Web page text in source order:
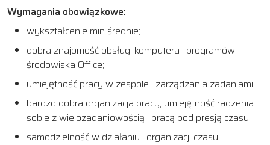
Wymagania obowiązkowe:
wykształcenie min średnie;
dobra znajomość obsługi komputera i programów
środowiska Office;
umiejętność pracy w zespole i zarządzania zadaniami;
bardzo dobra organizacja pracy, umiejętność radzenia
sobie z wielozadaniowością i pracą pod presją czasu;
samodzielność w działaniu i organizacji czasu;